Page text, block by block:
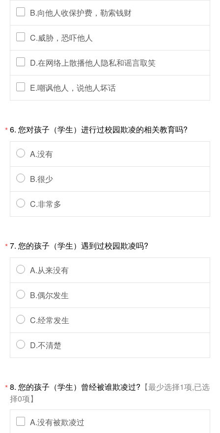
B.向他人收保护费，勒索钱财
C.威胁，恐吓他人
D.在网络上散播他人隐私和谣言取笑
E.嘲讽他人，说他人坏话
*6. 您对孩子（学生）进行过校园欺凌的相关教育吗?
A.没有
B.很少
C.非常多
*7. 您的孩子（学生）遇到过校园欺凌吗?
A.从来没有
B.偶尔发生
C.经常发生
D.不清楚
*8. 您的孩子（学生）曾经被谁欺凌过? 【最少选择1项,已选
择0项】
A.没有被欺凌过